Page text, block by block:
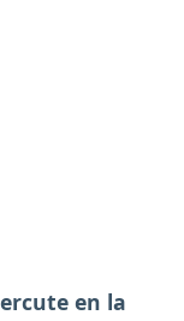
en la